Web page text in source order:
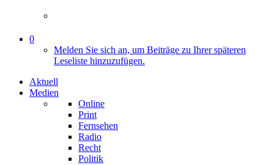
0
Melden Sie sich an, um Beiträge zu Ihrer späteren
Leseliste hinzuzufügen.
Aktuell
Medien
Online
Print
Fernsehen
Radio
Recht
Politik